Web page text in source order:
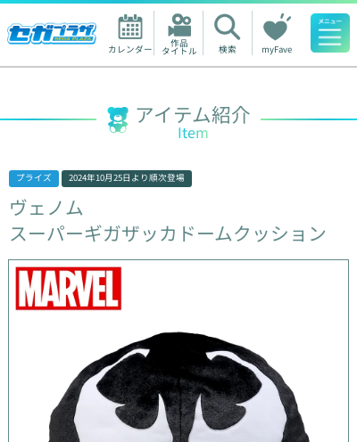
カレンダー 作品
タイトル 検索 myFave
人気ワード
アイテム紹介
Item
プライズ 2024年10月25日 より順次登場
ヴェノム
スーパーギガザッカドームクッション